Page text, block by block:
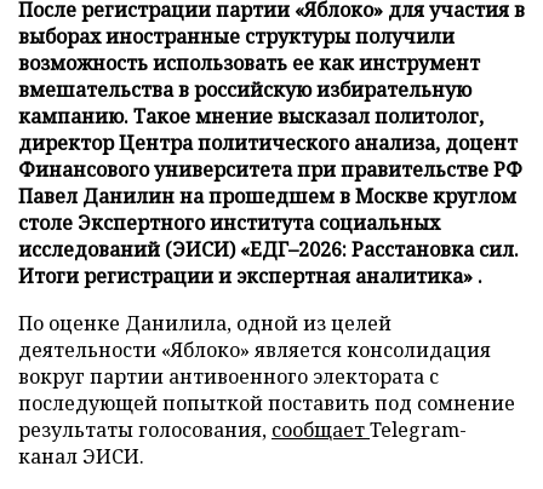
После регистрации партии «Яблоко» для участия в
выборах иностранные структуры получили
возможность использовать ее как инструмент
вмешательства в российскую избирательную
кампанию. Такое мнение высказал политолог,
директор Центра политического анализа, доцент
Финансового университета при правительстве РФ
Павел Данилин на прошедшем в Москве круглом
столе Экспертного института социальных
исследований (ЭИСИ) «ЕДГ–2026: Расстановка сил.
Итоги регистрации и экспертная аналитика» .
По оценке Данилила, одной из целей
деятельности «Яблоко» является консолидация
вокруг партии антивоенного электората с
последующей попыткой поставить под сомнение
результаты голосования, сообщаетTelegram-
канал ЭИСИ.